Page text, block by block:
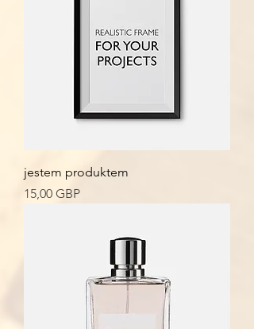
jestem produktem
Cena
15,00 GBP